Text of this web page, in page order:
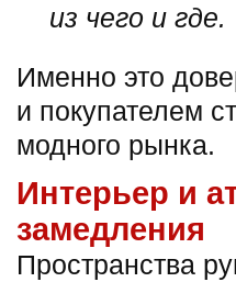
из чего и где.
Именно это
и покупателем
модного рынка.
Интерьер и
замедления
Пространства